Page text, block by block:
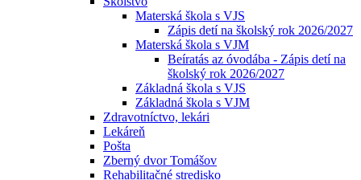
Materská škola s VJS
Zápis detí na školský rok 2026/2027
Materská škola s VJM
Beíratás az óvodába - Zápis detí na
školský rok 2026/2027
Základná škola s VJS
Základná škola s VJM
Zdravotníctvo, lekári
Lekáreň
Pošta
Zberný dvor Tomášov
Rehabilitačné stredisko